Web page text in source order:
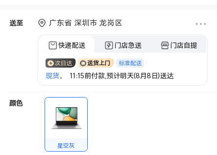
送至 广东省 深圳市 龙岗区
快递配送 门店急送 门店自提
次日达 送货上门 标准配送
现货， 11:15前付款,预计明天(8月8日)送达
颜色
星空灰